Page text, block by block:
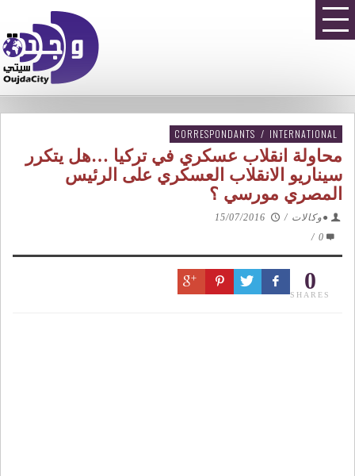
CORRESPONDANTS / INTERNATIONAL
محاولة انقلاب عسكري في تركيا …هل يتكرر
سيناريو الانقلاب العسكري على الرئيس
المصري مورسي ؟
●وكالات /
15/07/2016
0
/
0
SHARES